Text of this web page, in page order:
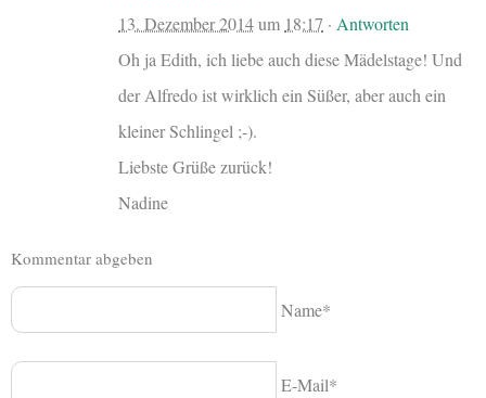
13. Dezember 2014um 18:17 · Antworten
Oh ja Edith, ich liebe auch diese Mädelstage! Und
der Alfredo ist wirklich ein Süßer, aber auch ein
kleiner Schlingel ;-).
Liebste Grüße zurück!
Nadine
Kommentar abgeben
Name*
E-Mail*